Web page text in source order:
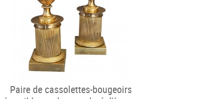
Paire de cassolettes-bougeoirs